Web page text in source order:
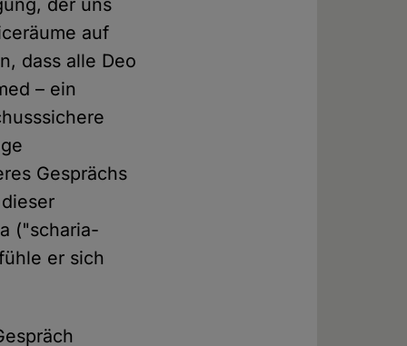
der uns
auf
dass alle Deo
– ein
Gesprächs
("scharia-
er sich